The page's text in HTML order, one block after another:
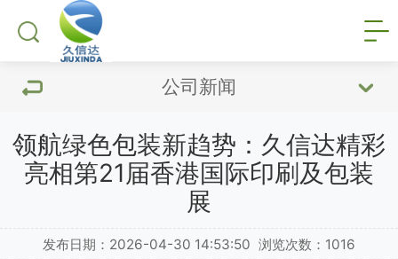
公司新闻
领航绿色包装新趋势：久信达精彩
亮相第21届香港国际印刷及包装
展
发布日期：2026-04-30 14:53:50 浏览次数： 1016